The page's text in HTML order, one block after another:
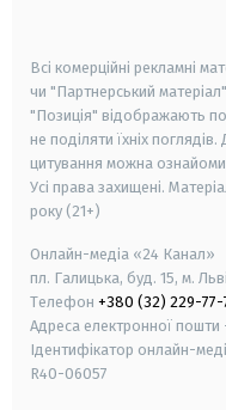
Всі комерційні рекламні
чи "Партнерський
"Позиція" відображають
не поділяти їхніх
цитування можна
Усі права захищені.
року (21+)
Онлайн-медіа «24 Канал»
пл. Галицька, буд. 15, м.
Телефон +380 (32) 229-77-
Адреса електронної пошти
Ідентифікатор онлайн-
R40-06057